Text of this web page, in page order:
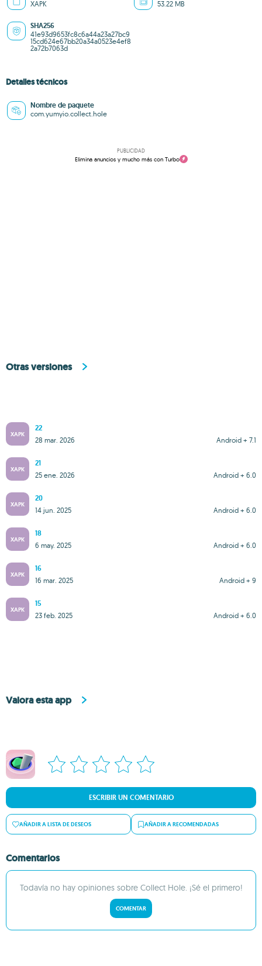
XAPK 53.22 MB
SHA256
41e93d9653fc8c6a44a23a27bc9
15cd624e67bb20a34a0523e4ef8
2a72b7063d
Detalles técnicos
Nombre de paquete
com.yumyio.collect.hole
PUBLICIDAD
Elimina anuncios y mucho más con Turbo
Otras versiones
XAPK
22
Android + 7.1
28 mar. 2026
XAPK
21
Android + 6.0
25 ene. 2026
XAPK
20
Android + 6.0
14 jun. 2025
XAPK
18
Android + 6.0
6 may. 2025
XAPK
16
Android + 9
16 mar. 2025
XAPK
15
Android + 6.0
23 feb. 2025
Valora esta app
ESCRIBIR UN COMENTARIO
AÑADIR A LISTA DE DESEOS AÑADIR A RECOMENDADAS
Comentarios
Todavía no hay opiniones sobre Collect Hole. ¡Sé el primero!
COMENTAR